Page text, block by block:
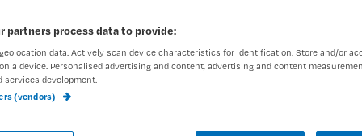
MAARSSEN – De krachtenbundeling
partners process data to provide:
data. Actively scan device characteristics for identification. Store and/or
a device. Personalised advertising and content, advertising and content
services development.
(vendors)